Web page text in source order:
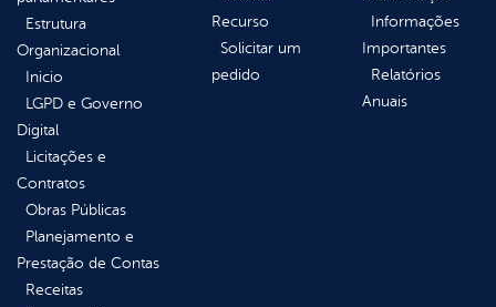
Estrutura
Organizacional
Inicio
LGPD e Governo
Digital
Licitações e
Contratos
Obras Públicas
Planejamento e
Prestação de Contas
Receitas
Recurso
Solicitar um
pedido
Informações
Importantes
Relatórios
Anuais